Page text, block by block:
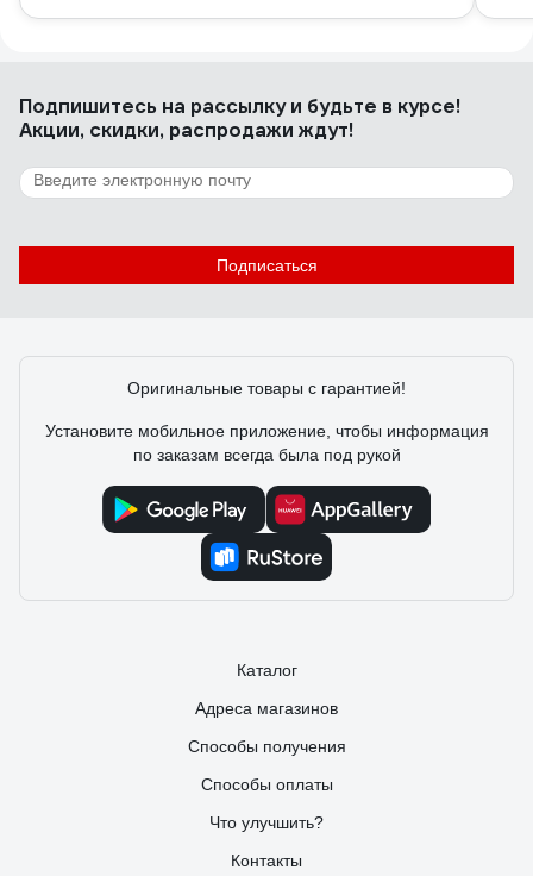
Подпишитесь на рассылкуи будьте в курсе!
Акции, скидки, распродажи ждут!
Подписаться
Оригинальные товары с гарантией!
Установите мобильное приложение, чтобы информация
по заказам всегда была под рукой
Каталог
Адреса магазинов
Способы получения
Способы оплаты
Что улучшить?
Контакты